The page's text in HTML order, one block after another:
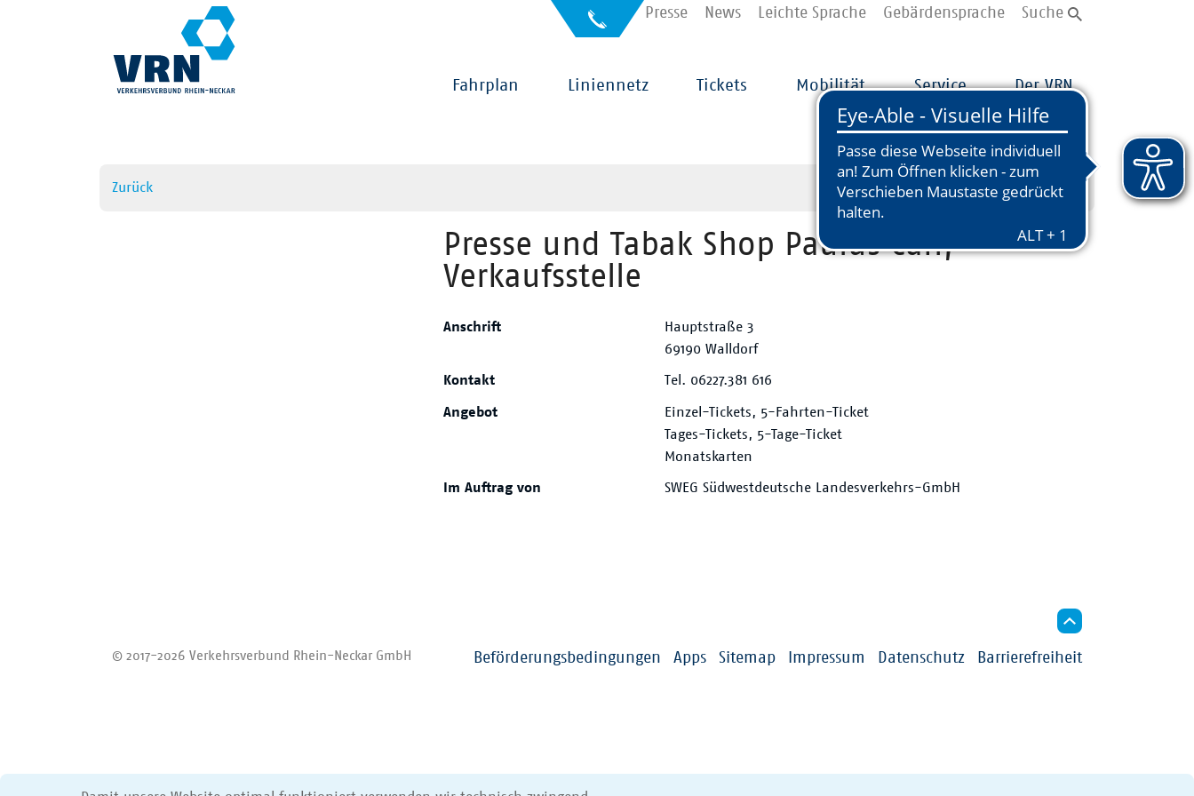
Auskunft
für
Kontakt Presse News Leichte Sprache Gebärdensprache Suche
Hauptnavigation
Fahrplan Liniennetz Tickets Mobilität Service Der VRN
Zurück
Presse und Tabak Shop Paulus Can,
Verkaufsstelle
Anschrift
Hauptstraße 3
69190 Walldorf
Kontakt Tel. 06227.381 616
Angebot
Einzel-Tickets, 5-Fahrten-Ticket
Tages-Tickets, 5-Tage-Ticket
Monatskarten
Im Auftrag von SWEG Südwestdeutsche Landesverkehrs-GmbH
Beförderungsbedingungen Apps Sitemap Impressum Datenschutz Barrierefreiheit
© 2017-2026 Verkehrsverbund Rhein-Neckar GmbH